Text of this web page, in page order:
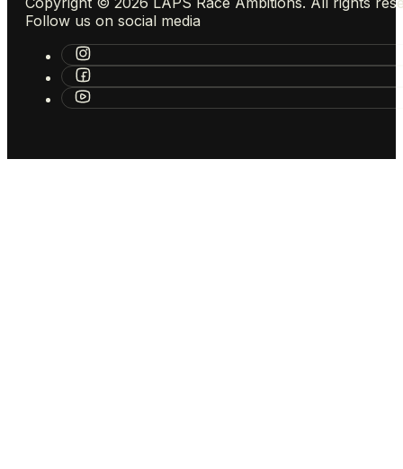
Follow us on social media